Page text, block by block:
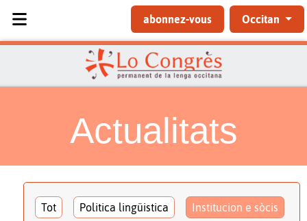
abonnez-vous Occitan
Actualitats
Tot Politica lingüistica Institucion e sòcis